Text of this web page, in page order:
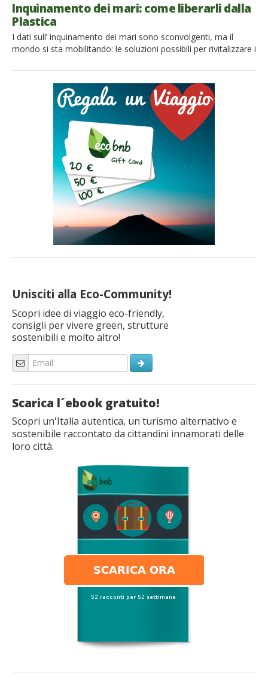
Unisciti alla Eco-Community!
Scopri idee di viaggio eco-friendly,
consigli per vivere green, strutture
sostenibili e molto altro!
Scarica l´ebook gratuito!
Scopri un'Italia autentica, un turismo alternativo e
sostenibile raccontato da cittandini innamorati delle
loro città.
Inquinamento dei mari: come liberarli dalla
Plastica
I dati sull’ inquinamento dei mari sono sconvolgenti, ma il
mondo si sta mobilitando: le soluzioni possibili per rivitalizzare i
Scopriamole insieme! La plastica è oggi tra i più diffusi
inquinanti dell’ambiente. Il mare in particolar modo sta vivendo
una situazione piuttosto critica: il fenomeno delle isole di […]